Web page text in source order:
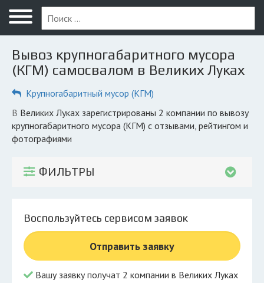
Меню
Главная
Вопрос юристу
Компании
КОМПАНИЯМ
© 2026 Все права защищены
Вывоз крупногабаритного мусора
(КГМ) самосвалом в Великих Луках
Крупногабаритный мусор (КГМ)
в Великих Луках зарегистрированы 2 компании по вывозу
крупногабаритного мусора (КГМ) с отзывами, рейтингом и
фотографиями
ФИЛЬТРЫ
Воспользуйтесь сервисом заявок
Отправить заявку
Вашу заявку получат 2 компании в Великих Луках